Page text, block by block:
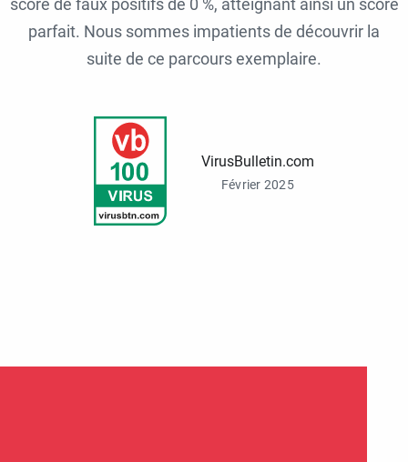
score de faux positifs de 0 %, atteignant ainsi un score
parfait. Nous sommes impatients de découvrir la
suite de ce parcours exemplaire.
VirusBulletin.com
Février 2025